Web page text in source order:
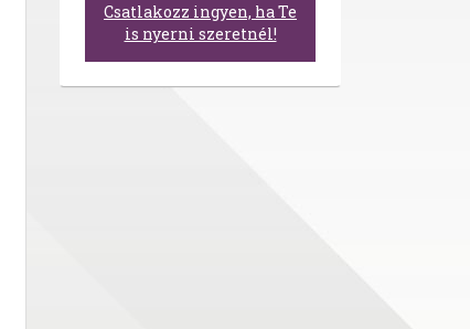
Csatlakozz ingyen, ha Te
is nyerni szeretnél!